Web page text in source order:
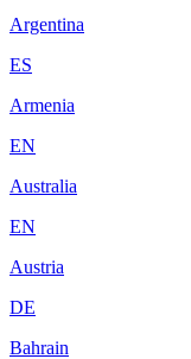
Argentina
ES
Armenia
EN
Australia
EN
Austria
DE
Bahrain